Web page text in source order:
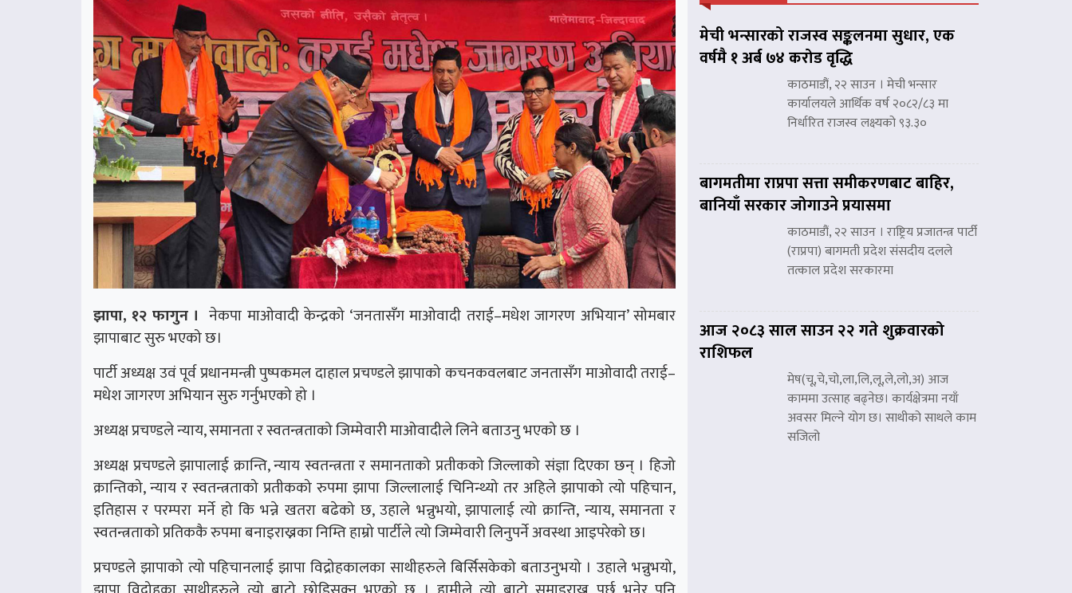
झापा, १२ फागुन । नेकपा माओवादी केन्द्रको ‘जनतासँग माओवादी तराई–मधेश जागरण अभियान’ सोमबार
झापाबाट सुरु भएको छ।
पार्टी अध्यक्ष उवं पूर्व प्रधानमन्त्री पुष्पकमल दाहाल प्रचण्डले झापाको कचनकवलबाट जनतासँग माओवादी तराई–
मधेश जागरण अभियान सुरु गर्नुभएको हो ।
अध्यक्ष प्रचण्डले न्याय, समानता र स्वतन्त्रताको जिम्मेवारी माओवादीले लिने बताउनु भएको छ ।
अध्यक्ष प्रचण्डले झापालाई क्रान्ति, न्याय स्वतन्त्रता र समानताको प्रतीकको जिल्लाको संज्ञा दिएका छन् । हिजो
क्रान्तिको, न्याय र स्वतन्त्रताको प्रतीकको रुपमा झापा जिल्लालाई चिनिन्थ्यो तर अहिले झापाको त्यो पहिचान,
इतिहास र परम्परा मर्ने हो कि भन्ने खतरा बढेको छ, उहाले भन्नुभयो, झापालाई त्यो क्रान्ति, न्याय, समानता र
स्वतन्त्रताको प्रतिककै रुपमा बनाइराख्नका निम्ति हाम्रो पार्टीले त्यो जिम्मेवारी लिनुपर्ने अवस्था आइपरेको छ।
प्रचण्डले झापाको त्यो पहिचानलाई झापा विद्रोहकालका साथीहरुले बिर्सिसकेको बताउनुभयो । उहाले भन्नुभयो,
मेची भन्सारको राजस्व सङ्कलनमा सुधार, एक
वर्षमै १ अर्ब ७४ करोड वृद्धि
काठमाडौं, २२ साउन । मेची भन्सार
कार्यालयले आर्थिक वर्ष २०८२/८३ मा
निर्धारित राजस्व लक्ष्यको ९३.३०
बागमतीमा राप्रपा सत्ता समीकरणबाट बाहिर,
बानियाँ सरकार जोगाउने प्रयासमा
काठमाडौं, २२ साउन । राष्ट्रिय प्रजातन्त्र पार्टी
(राप्रपा) बागमती प्रदेश संसदीय दलले
तत्काल प्रदेश सरकारमा
आज २०८३ साल साउन २२ गते शुक्रवारको
राशिफल
मेष(चू,चे,चो,ला,लि,लू,ले,लो,अ) आज
काममा उत्साह बढ्नेछ। कार्यक्षेत्रमा नयाँ
अवसर मिल्ने योग छ। साथीको साथले काम
सजिलो